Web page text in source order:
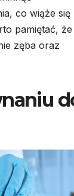
co wiąże się
pamiętać, że
zęba oraz